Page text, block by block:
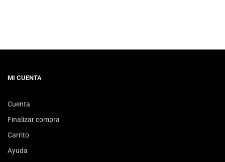
MI CUENTA
Cuenta
Finalizar compra
Carrito
Ayuda